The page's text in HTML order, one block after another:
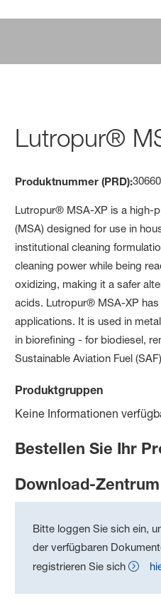
Lutropur®
Produktnummer (PRD):
Lutropur® MSA-XP is a high-
(MSA) designed for use in
institutional cleaning
cleaning power while being
oxidizing, making it a safer
acids. Lutropur® MSA-XP
applications. It is used in
in biorefining - for biodiesel,
Sustainable Aviation Fuel
Produktgruppen
Keine Informationen
Bestellen Sie Ihr
Download-
Bitte loggen Sie sich ein,
der verfügbaren
registrieren Sie sich